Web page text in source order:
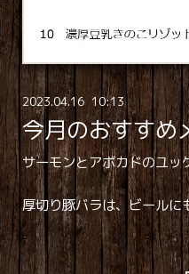
2023.04.16 10:13
今月のおすすめ
サーモンとアボカドのユッ
厚切り豚バラは、ビールに